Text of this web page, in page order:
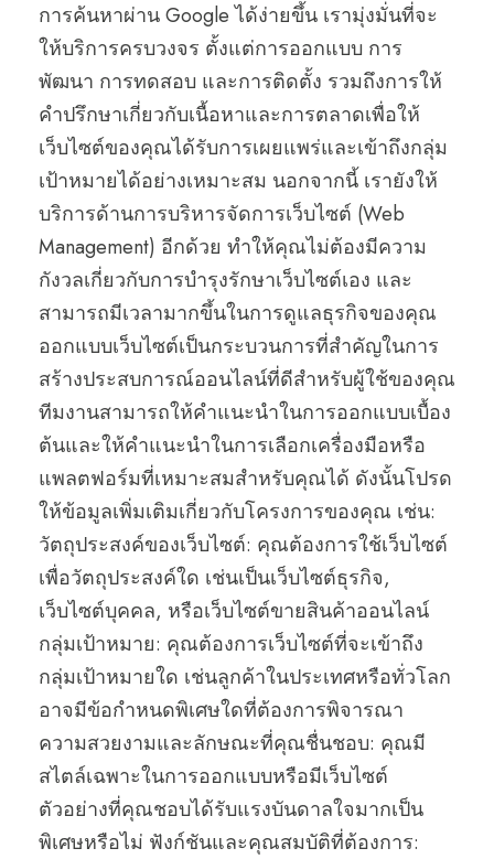
การค้นหาผ่าน Google ได้ง่ายขึ้น เรามุ่งมั่นที่จะ
ให้บริการครบวงจร ตั้งแต่การออกแบบ การ
พัฒนา การทดสอบ และการติดตั้ง รวมถึงการให้
คำปรึกษาเกี่ยวกับเนื้อหาและการตลาดเพื่อให้
เว็บไซต์ของคุณได้รับการเผยแพร่และเข้าถึงกลุ่ม
เป้าหมายได้อย่างเหมาะสม นอกจากนี้ เรายังให้
บริการด้านการบริหารจัดการเว็บไซต์ (Web
Management) อีกด้วย ทำให้คุณไม่ต้องมีความ
กังวลเกี่ยวกับการบำรุงรักษาเว็บไซต์เอง และ
สามารถมีเวลามากขึ้นในการดูแลธุรกิจของคุณ
ออกแบบเว็บไซต์เป็นกระบวนการที่สำคัญในการ
สร้างประสบการณ์ออนไลน์ที่ดีสำหรับผู้ใช้ของคุณ
ทีมงานสามารถให้คำแนะนำในการออกแบบเบื้อง
ต้นและให้คำแนะนำในการเลือกเครื่องมือหรือ
แพลตฟอร์มที่เหมาะสมสำหรับคุณได้ ดังนั้นโปรด
ให้ข้อมูลเพิ่มเติมเกี่ยวกับโครงการของคุณ เช่น:
วัตถุประสงค์ของเว็บไซต์: คุณต้องการใช้เว็บไซต์
เพื่อวัตถุประสงค์ใด เช่นเป็นเว็บไซต์ธุรกิจ,
เว็บไซต์บุคคล, หรือเว็บไซต์ขายสินค้าออนไลน์
กลุ่มเป้าหมาย: คุณต้องการเว็บไซต์ที่จะเข้าถึง
กลุ่มเป้าหมายใด เช่นลูกค้าในประเทศหรือทั่วโลก
อาจมีข้อกำหนดพิเศษใดที่ต้องการพิจารณา
ความสวยงามและลักษณะที่คุณชื่นชอบ: คุณมี
สไตล์เฉพาะในการออกแบบหรือมีเว็บไซต์
ตัวอย่างที่คุณชอบได้รับแรงบันดาลใจมากเป็น
พิเศษหรือไม่ ฟังก์ชันและคุณสมบัติที่ต้องการ: